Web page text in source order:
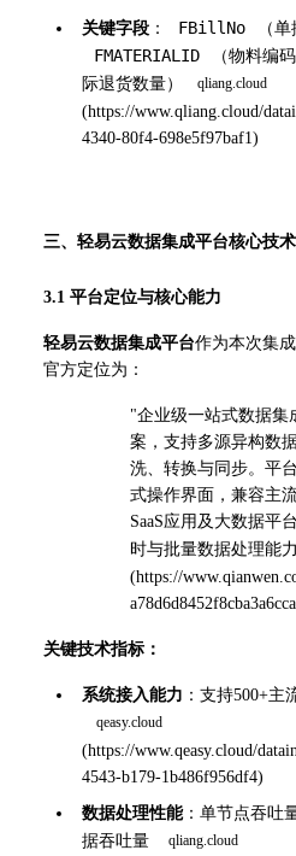
关键字段 ： FBillNo （
FMATERIALID （物料编码
际退货数量）
(https://www.qliang.cloud/
4340-80f4-698e5f97baf1)
三、轻易云数据集成平台核心技
3.1 平台定位与核心能力
轻易云数据集成平台作为本次集
官方定位为：
"企业级一站式数据集
案，支持多源异构数
洗、转换与同步。平
式操作界面，兼容主
SaaS应用及大数据平
时与批量数据处理能
(https://
关键技术指标：
系统接入能力 ：支持500+主
(https://www.qeasy.cloud/
4543-b179-1b486f956df4)
数据处理性能：单节点吞吐
据吞吐量